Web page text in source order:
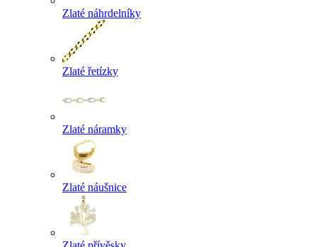
Zlaté náhrdelníky
Zlaté řetízky
Zlaté náramky
Zlaté náušnice